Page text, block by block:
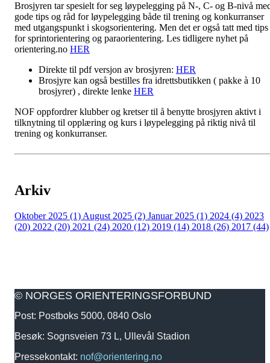
Brosjyren tar spesielt for seg løypelegging på N-, C- og B-nivå
gode tips og råd for løypelegging både til trening og konkurranser
med utgangspunkt i skogsorientering. Men det er også tatt med tips
for sprintorientering og paraorientering. Les tidligere nyhet på
orientering.no HER
Direkte til pdf versjon av brosjyren: HER
Brosjyre kan også bestilles fra idrettsbutikken ( pakke à 10
brosjyrer) , direkte lenke HER
NOF oppfordrer klubber og kretser til å benytte brosjyren aktivt i
tilknytning til opplæring og kurs i løypelegging på riktig nivå til
trening og konkurranser.
Arkiv
Oktober 2025 (1) August 2025 (2) Januar 2025 (1) 2024 (4) 2023
(20) 2022 (20) 2021 (24) 2020 (12) 2019 (14) 2018 (26) 2017 (44)
© NORGES ORIENTERINGSFORBUND
Post: Postboks 5000, 0840 Oslo
Besøk: Sognsveien 73 L, Ullevål Stadion
Pressekontakt: nof@orientering.no